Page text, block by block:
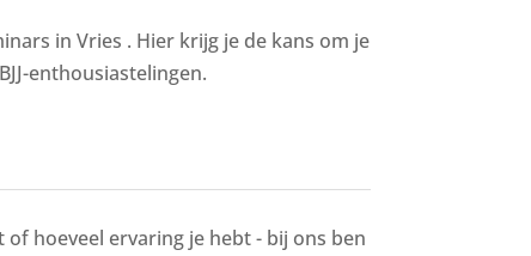
in Vries . Hier krijg je de kans om je
enthousiastelingen.
of hoeveel ervaring je hebt - bij ons ben